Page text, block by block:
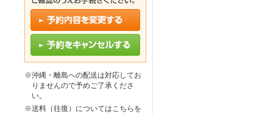
※沖縄・離島への配送は対応してお
りませんので予めご了承くださ
い。
※送料（往復）についてはこちらを